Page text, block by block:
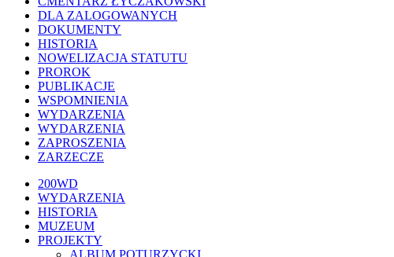
DLA ZALOGOWANYCH
DOKUMENTY
HISTORIA
NOWELIZACJA STATUTU
PROROK
PUBLIKACJE
WSPOMNIENIA
WYDARZENIA
WYDARZENIA
ZAPROSZENIA
ZARZECZE
Close
Menu
200WD
WYDARZENIA
HISTORIA
MUZEUM
PROJEKTY
ALBUM POTURZYCKI